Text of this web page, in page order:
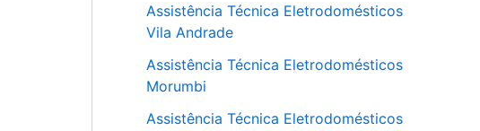
Assistência Técnica Eletrodomésticos
Vila Andrade
Assistência Técnica Eletrodomésticos
Morumbi
Assistência Técnica Eletrodomésticos